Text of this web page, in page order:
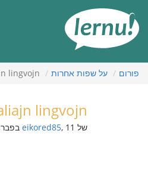
העניינים
פורום על שפות אחרות lingvojn?
lingvojn?
של eikored85, 11 בפברואר 2009